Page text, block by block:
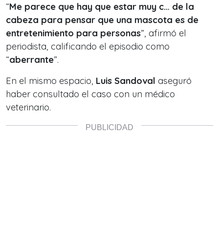
“Me parece que hay que estar muy c… de la
cabeza para pensar que una mascota es de
entretenimiento para personas”, afirmó el
periodista, calificando el episodio como
“aberrante”.
En el mismo espacio, Luis Sandoval aseguró
haber consultado el caso con un médico
veterinario.